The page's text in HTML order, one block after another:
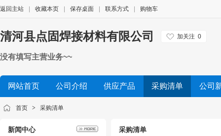
返回主站 收藏本页 保存桌面 联系方式 购物车
清河县点固焊接材料有限公司 加关注 0
没有填写主营业务~~
网站首页 公司介绍 供应产品 采购清单 公司
首页 > 采购清单
新闻中心 采购清单